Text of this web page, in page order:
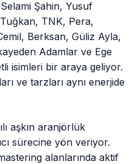
Şahin, Yusuf
TNK, Pera,
Berksan, Güliz Ayla,
Adamlar ve Ege
isimleri bir araya geliyor.
ve tarzları aynı enerjide
aşkın aranjörlük
sürecine yön veriyor.
alanlarında aktif